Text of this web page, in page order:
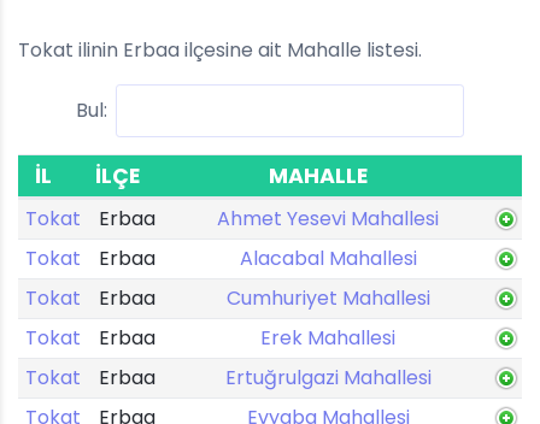
Tokat ilinin Erbaa ilçesine ait Mahalle listesi.
Bul:
İL İLÇE MAHALLE
Tokat Erbaa
Ahmet Yesevi Mahallesi
Tokat
Erbaa
Alacabal Mahallesi
Tokat
Erbaa
Cumhuriyet Mahallesi
Tokat
Erbaa
Erek Mahallesi
Tokat
Erbaa
Ertuğrulgazi Mahallesi
Tokat
Erbaa
Evyaba Mahallesi